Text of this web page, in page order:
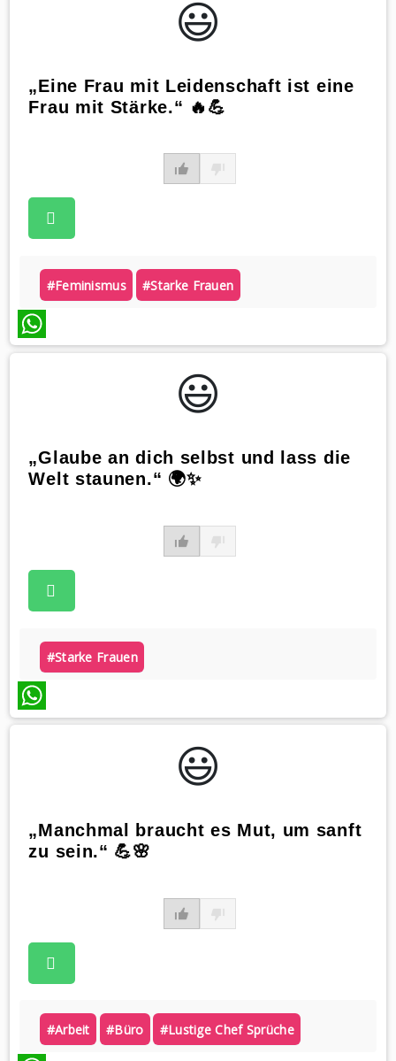
😃️
„Eine Frau mit Leidenschaft ist eine
Frau mit Stärke.“ 🔥💪
#feminismus #starke Frauen
WhatsApp
😃️
„Glaube an dich selbst und lass die
Welt staunen.“ 🌍✨
#starke Frauen
WhatsApp
😃️
„Manchmal braucht es Mut, um sanft
zu sein.“ 💪🌸
#arbeit #büro #lustige Chef Sprüche